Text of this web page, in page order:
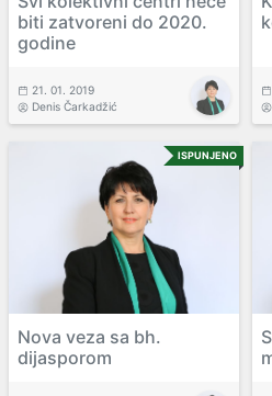
biti zatvoreni do 2020.
godine
21. 01. 2019
Denis Čarkadžić
ISPUNJENO
Nova veza sa bh.
dijasporom